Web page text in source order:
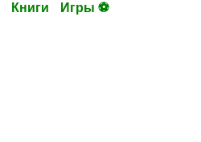
Книги Игры ⚽